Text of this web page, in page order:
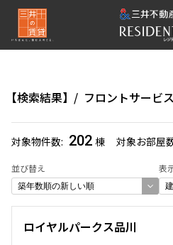
検索結果 フロントサービス
対象物件数 202 棟 対象お部屋
並び替え 表
再検索ナビゲーション
選択中の区
検索対象お部屋
ロイヤルパークス品川